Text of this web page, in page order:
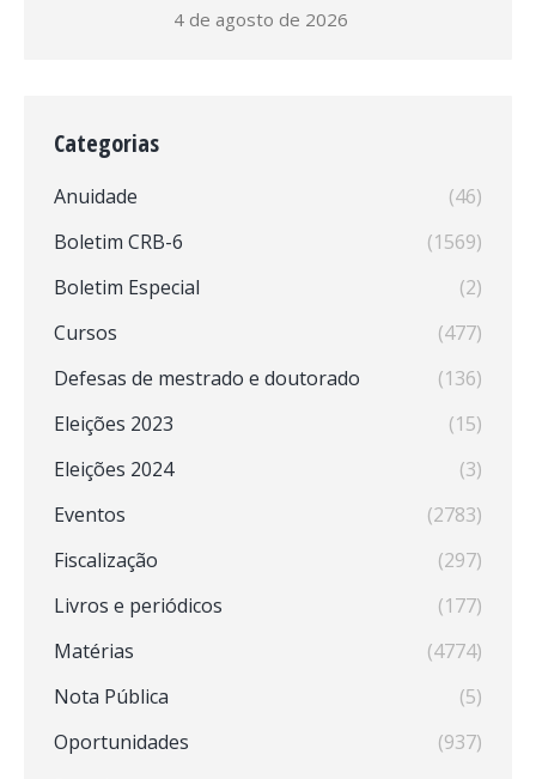
4 de agosto de 2026
Categorias
Anuidade
(46)
Boletim CRB-6
(1569)
Boletim Especial
(2)
Cursos
(477)
Defesas de mestrado e doutorado
(136)
Eleições 2023
(15)
Eleições 2024
(3)
Eventos
(2783)
Fiscalização
(297)
Livros e periódicos
(177)
Matérias
(4774)
Nota Pública
(5)
Oportunidades
(937)